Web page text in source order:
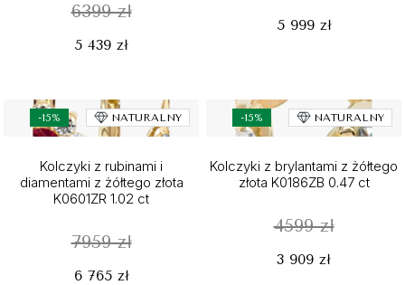
6399 zł
5 439 zł
5 999 zł
-15% NATURALNY
Kolczyki z rubinami i
diamentami z żółtego złota
K0601ZR 1.02 ct
7959 zł
6 765 zł
-15% NATURALNY
Kolczyki z brylantami z żółtego
złota K0186ZB 0.47 ct
4599 zł
3 909 zł